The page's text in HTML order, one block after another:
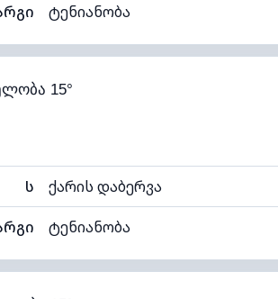
ტენიანობა
92% (კომფორტული) ღრუბლიანობა
14°C ხილვადობა
15°
ს ქარის დაბერვა
ტენიანობა
92% (კომფორტული) ღრუბლიანობა